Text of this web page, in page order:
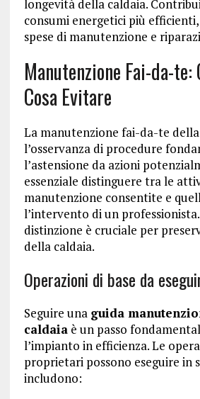
longevità della caldaia.
consumi energetici più
spese di manutenzione e
Manutenzione Fai-da-te:
Cosa Evitare
La manutenzione fai-da-te
l’osservanza di procedure
l’astensione da azioni
essenziale distinguere tra le
manutenzione consentite e
l’intervento di un
distinzione è cruciale per
della caldaia.
Operazioni di base da
Seguire una guida
caldaiaè un passo
l’impianto in efficienza. Le
proprietari possono eseguire in
includono: